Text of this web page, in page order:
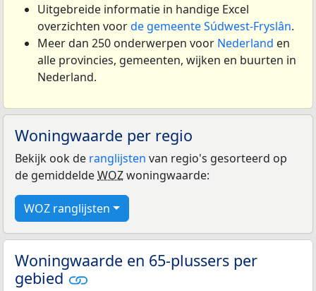
Uitgebreide informatie in handige Excel
overzichten voorde gemeente Súdwest-Fryslân.
Meer dan 250 onderwerpen voor Nederland en
alle provincies, gemeenten, wijken en buurten in
Nederland.
Woningwaarde per regio
Bekijk ook de ranglijsten van regio's gesorteerd op
de gemiddeldeWOZwoningwaarde:
WOZ ranglijsten
Woningwaarde en 65-plussers per
gebied